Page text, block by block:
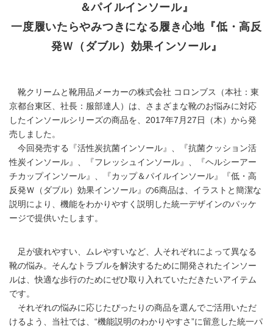
＆パイルインソール』
一度履いたらやみつきになる履き心地『低・高反
発Ｗ（ダブル）効果インソール』
靴クリームと靴用品メーカーの株式会社 コロンブス（本社：東
京都台東区、社長：服部達人）は、さまざまな靴のお悩みに対応
したインソールシリーズの商品を、2017年7月27日（木）から発
売しました。
今回発売する『活性炭抗菌インソール』、『抗菌クッション活
性炭インソール』、『フレッシュインソール』、『ヘルシーアー
チカップインソール』、『カップ＆パイルインソール』『低・高
反発Ｗ（ダブル）効果インソール』の6商品は、イラストと簡潔な
説明により、機能をわかりやすく説明した統一デザインのパッケ
ージで提供いたします。
足が疲れやすい、ムレやすいなど、人それぞれによって異なる
靴の悩み。そんなトラブルを解決するために開発されたインソー
ルは、快適な歩行のためにぜひ取り入れていただきたいアイテム
です。
それぞれの悩みに応じたぴったりの商品を選んでご活用いただ
けるよう、当社では、“機能説明のわかりやすさ”に留意した統一パ